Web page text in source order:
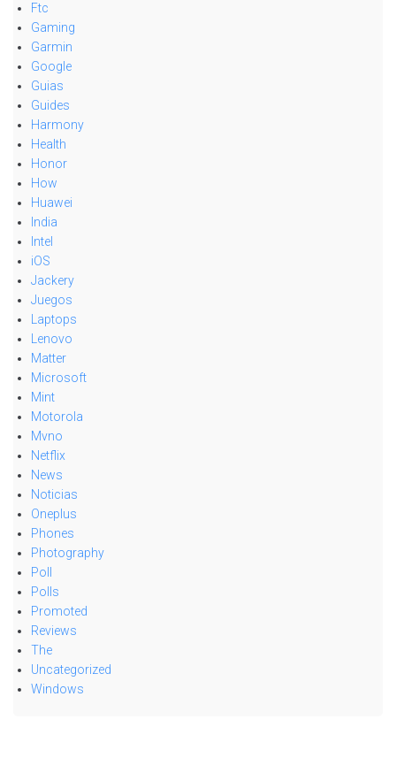
Ftc
Gaming
Garmin
Google
Guias
Guides
Harmony
Health
Honor
How
Huawei
India
Intel
iOS
Jackery
Juegos
Laptops
Lenovo
Matter
Microsoft
Mint
Motorola
Mvno
Netflix
News
Noticias
Oneplus
Phones
Photography
Poll
Polls
Promoted
Reviews
The
Uncategorized
Windows